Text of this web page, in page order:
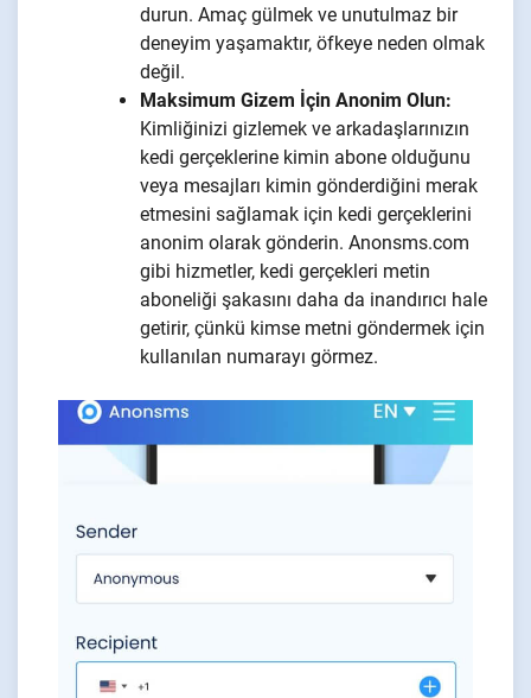
durun. Amaç gülmek ve unutulmaz bir
deneyim yaşamaktır, öfkeye neden olmak
değil.
Maksimum Gizem İçin Anonim Olun:
Kimliğinizi gizlemek ve arkadaşlarınızın
kedi gerçeklerine kimin abone olduğunu
veya mesajları kimin gönderdiğini merak
etmesini sağlamak için kedi gerçeklerini
anonim olarak gönderin. Anonsms.com
gibi hizmetler, kedi gerçekleri metin
aboneliği şakasını daha da inandırıcı hale
getirir, çünkü kimse metni göndermek için
kullanılan numarayı görmez.